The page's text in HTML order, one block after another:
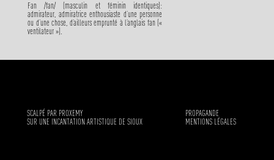
Fan /fan/ (masculin et féminin identiques):
admirateur, admiratrice enthousiaste d’une personne
ou d’une chose, d’ailleurs emprunté à l’anglais fan («
ventilateur »).
SCALPÉ PAR PROXEMY
SUR UNE INCANTATION ARTISTIQUE DE SIOUX
PROPAGANDE
MENTIONS LÉGALES